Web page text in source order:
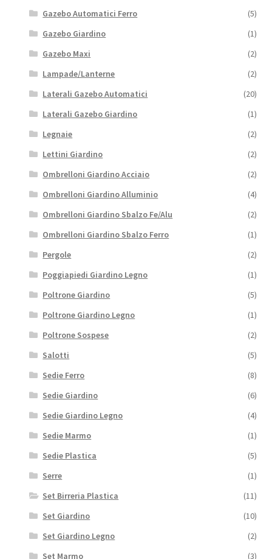
Gazebo Automatici Ferro
(5)
Gazebo Giardino
(1)
Gazebo Maxi
(2)
Lampade/Lanterne
(2)
Laterali Gazebo Automatici
(20)
Laterali Gazebo Giardino
(1)
Legnaie
(2)
Lettini Giardino
(2)
Ombrelloni Giardino Acciaio
(2)
Ombrelloni Giardino Alluminio
(4)
Ombrelloni Giardino Sbalzo Fe/Alu
(2)
Ombrelloni Giardino Sbalzo Ferro
(1)
Pergole
(2)
Poggiapiedi Giardino Legno
(1)
Poltrone Giardino
(5)
Poltrone Giardino Legno
(1)
Poltrone Sospese
(2)
Salotti
(5)
Sedie Ferro
(8)
Sedie Giardino
(6)
Sedie Giardino Legno
(4)
Sedie Marmo
(1)
Sedie Plastica
(5)
Serre
(1)
Set Birreria Plastica
(11)
Set Giardino
(10)
Set Giardino Legno
(2)
Set Marmo
(3)